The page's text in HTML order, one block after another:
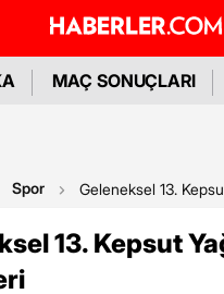
MAÇ SONUÇLARI
Spor Geleneksel 13.
13. Kepsut